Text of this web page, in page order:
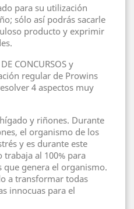
para su utilización
sólo así podrás sacarle
producto y exprimir
CONCURSOS y
regular de Prowins
4 aspectos muy
y riñones. Durante
el organismo de los
y es durante este
al 100% para
genera el organismo.
a transformar todas
innocuas para el